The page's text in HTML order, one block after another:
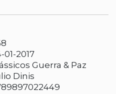
01-2017
Guerra & Paz
Dinis